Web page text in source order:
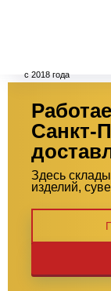
с 2018 года
Санкт-
Здесь
изделий,